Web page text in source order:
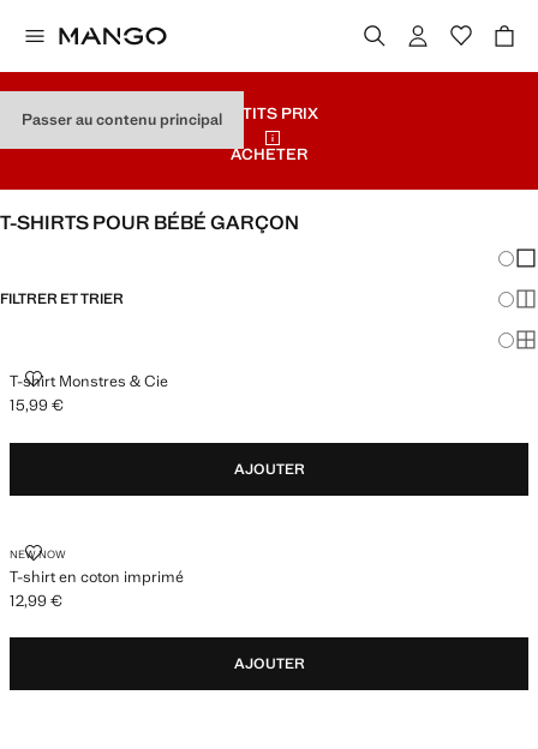
Passer au contenu principalPETITS PRIX
ACHETER
T-SHIRTS POUR BÉBÉ GARÇON
FILTRER ET TRIER
T-shirt Monstres & Cie
T-SHIRT MONSTRES & CIE
Prix actuel [15,99 € ]
15,99 €
AJOUTER
NEW NOW
T-shirt en coton imprimé
T-SHIRT EN COTON IMPRIMÉ
Prix actuel [12,99 € ]
12,99 €
AJOUTER